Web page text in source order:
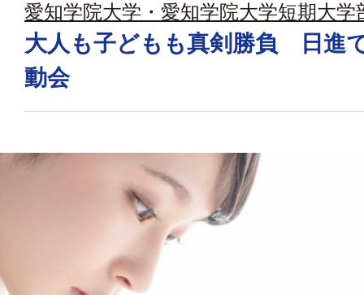
愛知学院大学・愛知学院大学短期大学
大人も子どもも真剣勝負 日進
動会